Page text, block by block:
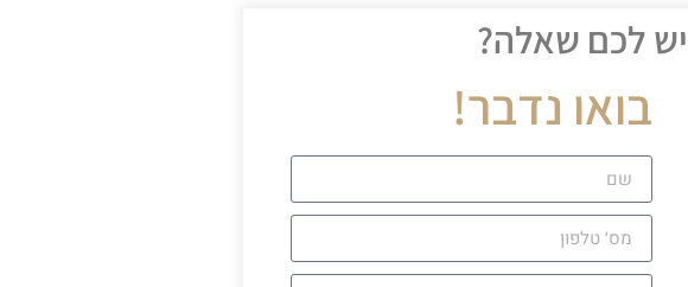
יש לכם שאלה?
בואו נדבר!